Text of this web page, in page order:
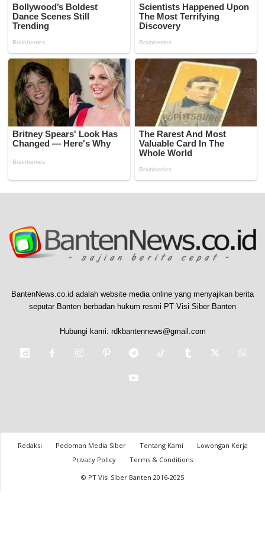
BantenNews.co.id adalah website media online yang menyajikan berita
seputar Banten berbadan hukum resmi PT Visi Siber Banten
Hubungi kami: rdkbantennews@gmail.com
Redaksi Pedoman Media Siber Tentang Kami
Lowongan Kerja
Privacy Policy
Terms & Conditions
© PT Visi Siber Banten 2016-2025